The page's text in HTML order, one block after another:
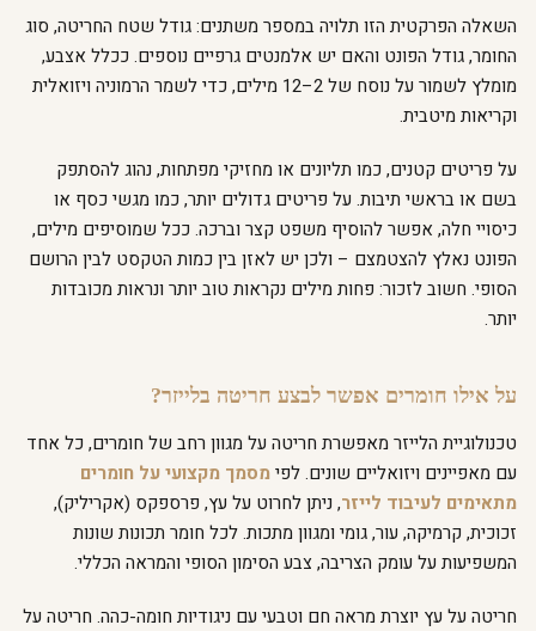
השאלה הפרקטית הזו תלויה במספר משתנים: גודל שטח החריטה, סוג
החומר, גודל הפונט והאם יש אלמנטים גרפיים נוספים. ככלל אצבע,
מומלץ לשמור על נוסח של 2–12 מילים, כדי לשמר הרמוניה ויזואלית
וקריאות מיטבית.
על פריטים קטנים, כמו תליונים או מחזיקי מפתחות, נהוג להסתפק
בשם או בראשי תיבות. על פריטים גדולים יותר, כמו מגשי כסף או
כיסויי חלה, אפשר להוסיף משפט קצר וברכה. ככל שמוסיפים מילים,
הפונט נאלץ להצטמצם – ולכן יש לאזן בין כמות הטקסט לבין הרושם
הסופי. חשוב לזכור: פחות מילים נקראות טוב יותר ונראות מכובדות
יותר.
על אילו חומרים אפשר לבצע חריטה בלייזר?
טכנולוגיית הלייזר מאפשרת חריטה על מגוון רחב של חומרים, כל אחד
עם מאפיינים ויזואליים שונים. לפימסמך מקצועי על חומרים
מתאימים לעיבוד לייזר, ניתן לחרוט על עץ, פרספקס (אקריליק),
זכוכית, קרמיקה, עור, גומי ומגוון מתכות. לכל חומר תכונות שונות
המשפיעות על עומק הצריבה, צבע הסימון הסופי והמראה הכללי.
חריטה על עץ יוצרת מראה חם וטבעי עם ניגודיות חומה-כהה. חריטה על